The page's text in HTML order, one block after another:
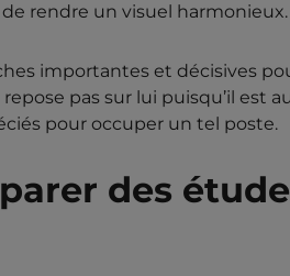
rendre un visuel harmonieux.
importantes et décisives
pas sur lui puisqu’il est
pour occuper un tel poste.
des